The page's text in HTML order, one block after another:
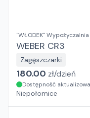
"WŁODEK"
WEBER CR3
Zagęszczarki
180.00 zł/dzień
Dostępność
Niepołomice